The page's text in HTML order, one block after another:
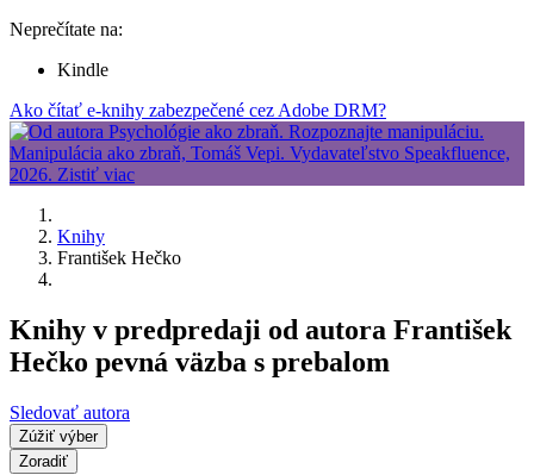
Neprečítate na:
Kindle
Ako čítať e-knihy zabezpečené cez Adobe DRM?
Knihy
František Hečko
Knihy v predpredaji od autora František
Hečko pevná väzba s prebalom
Sledovať autora
Zúžiť výber
Zoradiť